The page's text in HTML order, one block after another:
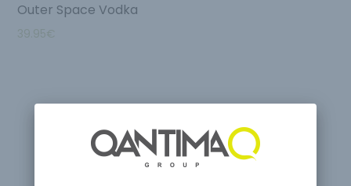
Outer Space Vodka
39.95€